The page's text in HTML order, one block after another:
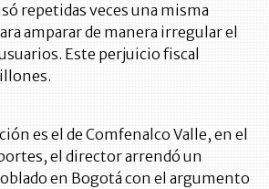
repetidas veces una misma
amparar de manera irregular el
Este perjuicio fiscal
es el de Comfenalco Valle, en el
el director arrendó un
en Bogotá con el argumento